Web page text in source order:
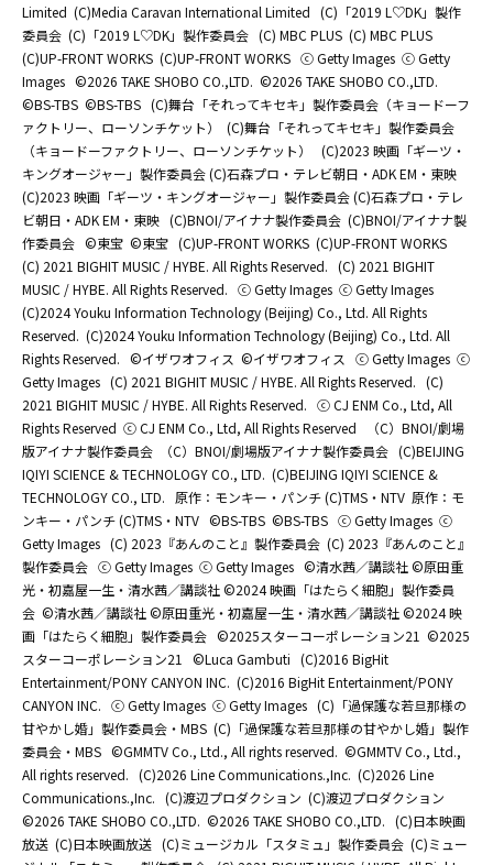
Limited (C)Media Caravan International Limited (C)「2019 L♡DK」製作
委員会 (C)「2019 L♡DK」製作委員会 (C) MBC PLUS (C) MBC PLUS
(C)UP-FRONT WORKS (C)UP-FRONT WORKS ⓒ Getty Images ⓒ Getty
Images ©2026 TAKE SHOBO CO.,LTD. ©2026 TAKE SHOBO CO.,LTD.
©BS-TBS ©BS-TBS (C)舞台「それってキセキ」製作委員会（キョードーフ
ァクトリー、ローソンチケット）
(C)舞台「それってキセキ」製作委員会
（キョードーファクトリー、ローソンチケット）
(C)2023 映画「ギーツ・
キングオージャー」製作委員会 (C)石森プロ・テレビ朝日・ADK EM・東映
(C)2023 映画「ギーツ・キングオージャー」製作委員会 (C)石森プロ・テレ
ビ朝日・ADK EM・東映 (C)BNOI/アイナナ製作委員会 (C)BNOI/アイナナ製
作委員会 ©東宝 ©東宝 (C)UP-FRONT WORKS (C)UP-FRONT WORKS
(C) 2021 BIGHIT MUSIC / HYBE. All Rights Reserved. (C) 2021 BIGHIT
MUSIC / HYBE. All Rights Reserved. ⓒ Getty Images ⓒ Getty Images
(C)2024 Youku Information Technology (Beijing) Co., Ltd. All Rights
Reserved. (C)2024 Youku Information Technology (Beijing) Co., Ltd. All
Rights Reserved. ©イザワオフィス ©イザワオフィス ⓒ Getty Images ⓒ
Getty Images (C) 2021 BIGHIT MUSIC / HYBE. All Rights Reserved. (C)
2021 BIGHIT MUSIC / HYBE. All Rights Reserved. ⓒ CJ ENM Co., Ltd, All
Rights Reserved ⓒ CJ ENM Co., Ltd, All Rights Reserved
（C）BNOI/劇場
版アイナナ製作委員会
（C）BNOI/劇場版アイナナ製作委員会 (C)BEIJING
IQIYI SCIENCE & TECHNOLOGY CO., LTD. (C)BEIJING IQIYI SCIENCE &
TECHNOLOGY CO., LTD.
原作：モンキー・パンチ (C)TMS・NTV 原作：モ
ンキー・パンチ (C)TMS・NTV ©BS-TBS ©BS-TBS ⓒ Getty Images ⓒ
Getty Images (C) 2023『あんのこと』製作委員会 (C) 2023『あんのこと』
製作委員会 ⓒ Getty Images ⓒ Getty Images ©清水茜／講談社 ©原田重
光・初嘉屋一生・清水茜／講談社 ©2024 映画「はたらく細胞」製作委員
会 ©清水茜／講談社 ©原田重光・初嘉屋一生・清水茜／講談社 ©2024 映
画「はたらく細胞」製作委員会 ©2025スターコーポレーション21 ©2025
スターコーポレーション21
©Luca Gambuti (C)2016 BigHit
Entertainment/PONY CANYON INC. (C)2016 BigHit Entertainment/PONY
CANYON INC. ⓒ Getty Images ⓒ Getty Images (C)「過保護な若旦那様の
甘やかし婚」製作委員会・MBS (C)「過保護な若旦那様の甘やかし婚」製作
委員会・MBS ©GMMTV Co., Ltd., All rights reserved. ©GMMTV Co., Ltd.,
All rights reserved. (C)2026 Line Communications.,Inc. (C)2026 Line
Communications.,Inc. (C)渡辺プロダクション (C)渡辺プロダクション
©2026 TAKE SHOBO CO.,LTD. ©2026 TAKE SHOBO CO.,LTD. (C)日本映画
放送 (C)日本映画放送 (C)ミュージカル「スタミュ」製作委員会 (C)ミュー